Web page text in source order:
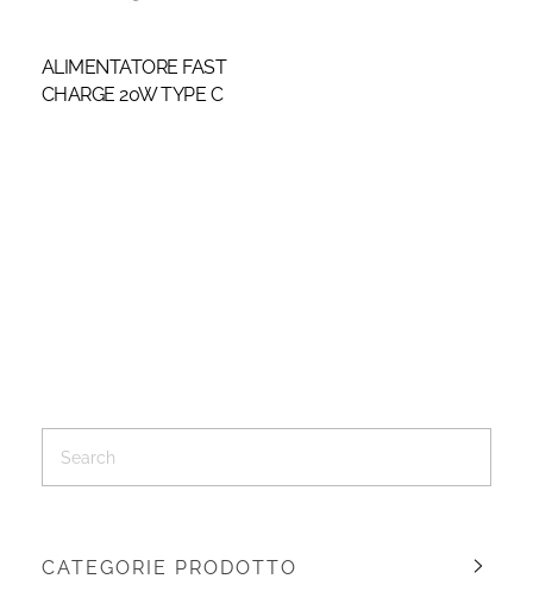
ALIMENTATORE FAST
CHARGE 20W TYPE C
CATEGORIE PRODOTTO